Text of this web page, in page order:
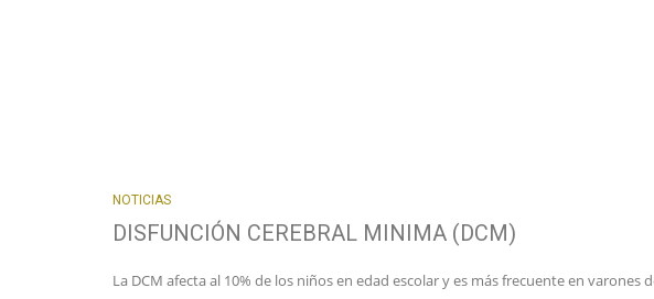
NOTICIAS
DISFUNCIÓN CEREBRAL MINIMA (DCM)
La DCM afecta al 10% de los niños en edad escolar y es más frecuente en